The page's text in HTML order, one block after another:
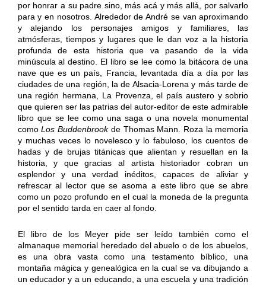
por honrar a su padre sino, más acá y más allá, por salvarlo
para y en nosotros. Alrededor de André se van aproximando
y alejando los personajes amigos y familiares, las
atmósferas, tiempos y lugares que le dan voz a la historia
profunda de esta historia que va pasando de la vida
minúscula al destino. El libro se lee como la bitácora de una
nave que es un país, Francia, levantada día a día por las
ciudades de una región, la de Alsacia-Lorena y más tarde de
una región hermana, La Provenza, el país austero y sobrio
que quieren ser las patrias del autor-editor de este admirable
libro que se lee como una saga o una novela monumental
comoLos Buddenbrookde Thomas Mann. Roza la memoria
y muchas veces lo novelesco y lo fabuloso, los cuentos de
hadas y de brujas titánicas que alientan y resuellan en la
historia, y que gracias al artista historiador cobran un
esplendor y una verdad inéditos, capaces de aliviar y
refrescar al lector que se asoma a este libro que se abre
como un pozo profundo en el cual la moneda de la pregunta
por el sentido tarda en caer al fondo.
El libro de los Meyer pide ser leído también como el
almanaque memorial heredado del abuelo o de los abuelos,
es una obra vasta como una testamento bíblico, una
montaña mágica y genealógica en la cual se va dibujando a
un educador y a un educando, a una escuela y una tradición